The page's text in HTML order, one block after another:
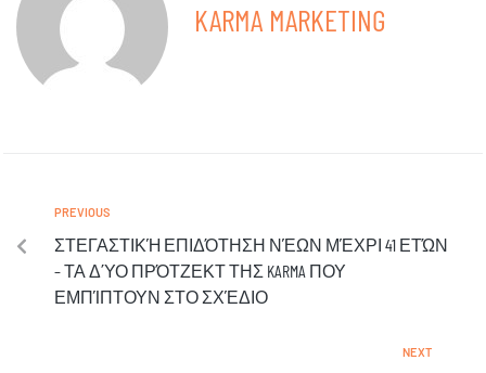
KARMA MARKETING
PREVIOUS
ΣΤΕΓΑΣΤΙΚΉ ΕΠΙΔΌΤΗΣΗ ΝΈΩΝ ΜΈΧΡΙ 41 ΕΤΏΝ
– ΤΑ ΔΎΟ ΠΡΌΤΖΕΚΤ ΤΗΣ KARMA ΠΟΥ
ΕΜΠΊΠΤΟΥΝ ΣΤΟ ΣΧΈΔΙΟ
NEXT